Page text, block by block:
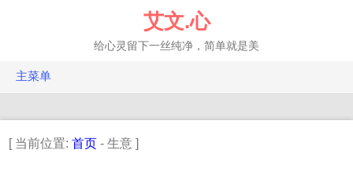
艾文.心
给心灵留下一丝纯净，简单就是美
主菜单
EQ.年轮
[ 当前位置:首页 - 生意 ]